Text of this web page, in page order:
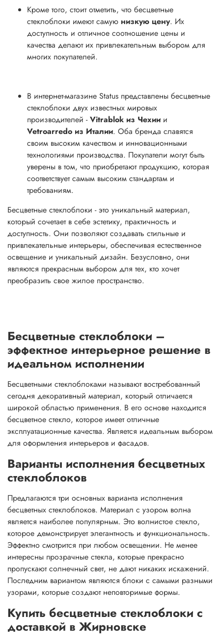
Кроме того, стоит отметить, что бесцветные
стеклоблоки имеют самую низкую цену. Их
доступность и отличное соотношение цены и
качества делают их привлекательным выбором для
многих покупателей.
В интернет-магазине Status представлены бесцветные
стеклоблоки двух известных мировых
производителей -Vitrablok из Чехии и
Vetroarredo из Италии. Оба бренда славятся
своим высоким качеством и инновационными
технологиями производства. Покупатели могут быть
уверены в том, что приобретают продукцию, которая
соответствует самым высоким стандартам и
требованиям.
Бесцветные стеклоблоки - это уникальный материал,
который сочетает в себе эстетику, практичность и
доступность. Они позволяют создавать стильные и
привлекательные интерьеры, обеспечивая естественное
освещение и уникальный дизайн. Безусловно, они
являются прекрасным выбором для тех, кто хочет
преобразить свое жилое пространство.
Бесцветные стеклоблоки –
эффектное интерьерное решение в
идеальном исполнении
Бесцветными стеклоблоками называют востребованный
сегодня декоративный материал, который отличается
широкой областью применения. В его основе находится
бесцветное стекло, которое имеет отличные
эксплуатационные качества. Является идеальным выбором
для оформления интерьеров и фасадов.
Варианты исполнения бесцветных
стеклоблоков
Предлагаются три основных варианта исполнения
бесцветных стеклоблоков. Материал с узором волна
является наиболее популярным. Это волнистое стекло,
которое демонстрирует элегантность и функциональность.
Эффектно смотрится при любом освещении. Не менее
интересны прозрачные стекла, которые прекрасно
пропускают солнечный свет, не дают никаких искажений.
Последним вариантом являются блоки с самыми разными
узорами, которые создают неповторимые формы.
Купить бесцветные стеклоблоки с
доставкой в Жирновске